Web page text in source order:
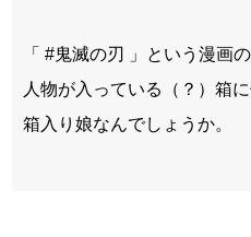
「 #鬼滅の刃 」という漫画
人物が入っている（？）箱
箱入り娘なんでしょうか。